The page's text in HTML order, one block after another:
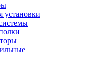
установки